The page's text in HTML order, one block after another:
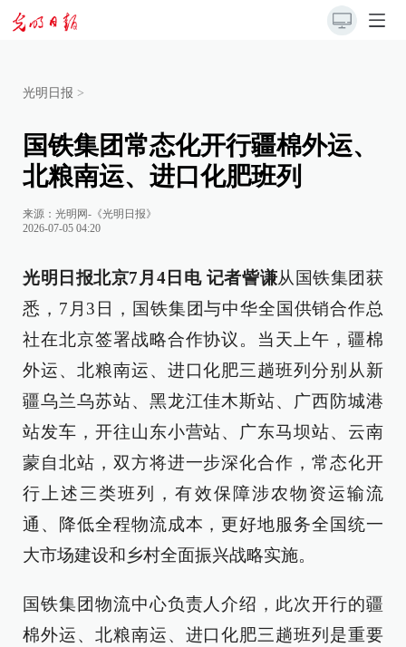
光明日报 >
国铁集团常态化开行疆棉外运、
北粮南运、进口化肥班列
来源： 光明网-《光明日报》
2026-07-05 04:20
光明日报北京7月4日电 记者訾谦从国铁集团获
悉，7月3日，国铁集团与中华全国供销合作总
社在北京签署战略合作协议。当天上午，疆棉
外运、北粮南运、进口化肥三趟班列分别从新
疆乌兰乌苏站、黑龙江佳木斯站、广西防城港
站发车，开往山东小营站、广东马坝站、云南
蒙自北站，双方将进一步深化合作，常态化开
行上述三类班列，有效保障涉农物资运输流
通、降低全程物流成本，更好地服务全国统一
大市场建设和乡村全面振兴战略实施。
国铁集团物流中心负责人介绍，此次开行的疆
棉外运、北粮南运、进口化肥三趟班列是重要